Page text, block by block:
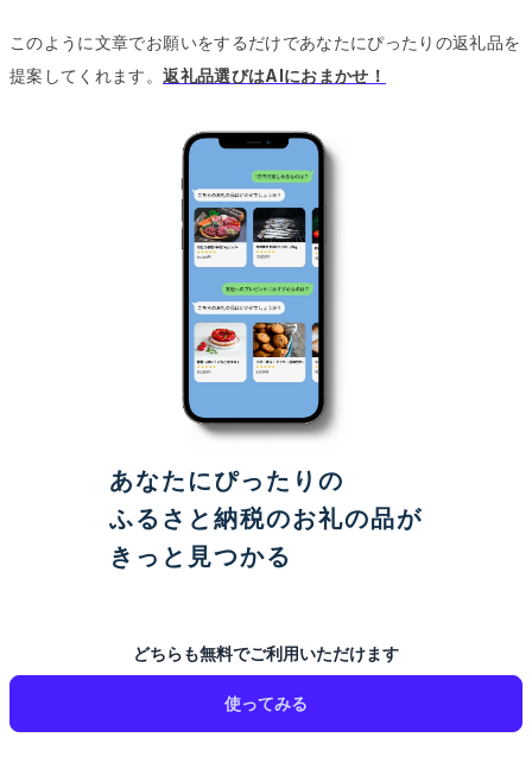
このように文章でお願いをするだけであなたにぴったりの返礼品を
提案してくれます。返礼品選びはAIにおまかせ！
あなたにぴったりの
ふるさと納税のお礼の品が
きっと見つかる
どちらも無料でご利用いただけます
使ってみる